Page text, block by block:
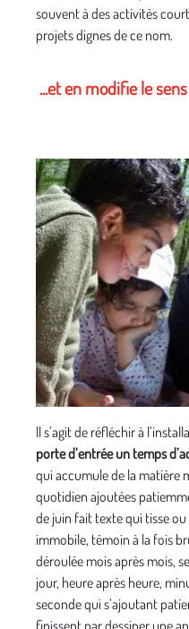
souvent à des activités
projets dignes de ce nom.
...et en modifie le sens
ll s’agit de réfléchir à
porte d’entrée un temps
qui accumule de la matière
quotidien ajoutées
de juin fait texte qui tisse
immobile, témoin à la fois
déroulée mois après mois,
jour, heure après heure,
seconde qui s’ajoutant
finissent par dessiner une